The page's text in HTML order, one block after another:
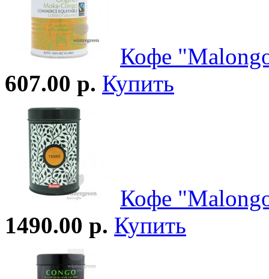
Кофе
607.00 р. Купить
Кофе
1490.00 р. Купить